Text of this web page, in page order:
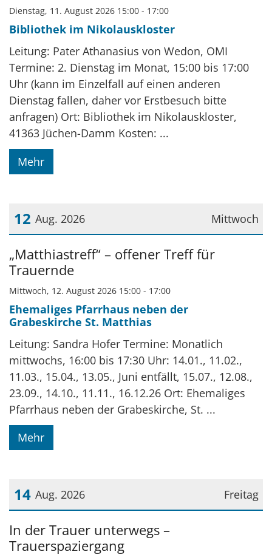
Dienstag, 11. August 2026 15:00 - 17:00
Bibliothek im Nikolauskloster
Leitung: Pater Athanasius von Wedon, OMI
Termine: 2. Dienstag im Monat, 15:00 bis 17:00
Uhr (kann im Einzelfall auf einen anderen
Dienstag fallen, daher vor Erstbesuch bitte
anfragen) Ort: Bibliothek im Nikolauskloster,
41363 Jüchen-Damm Kosten: ...
Mehr
Mittwoch
12 Aug. 2026
Datum: 12. August 2026
„Matthiastreff“ – offener Treff für
Trauernde
Mittwoch, 12. August 2026 15:00 - 17:00
Ehemaliges Pfarrhaus neben der
Grabeskirche St. Matthias
Leitung: Sandra Hofer Termine: Monatlich
mittwochs, 16:00 bis 17:30 Uhr: 14.01., 11.02.,
11.03., 15.04., 13.05., Juni entfällt, 15.07., 12.08.,
23.09., 14.10., 11.11., 16.12.26 Ort: Ehemaliges
Pfarrhaus neben der Grabeskirche, St. ...
Mehr
Freitag
14 Aug. 2026
Datum: 14. August 2026
In der Trauer unterwegs –
Trauerspaziergang